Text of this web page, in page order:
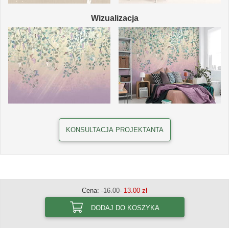
Wizualizacja
KONSULTACJA PROJEKTANTA
Cena: 16.00 13.00 zł
DODAJ DO KOSZYKA